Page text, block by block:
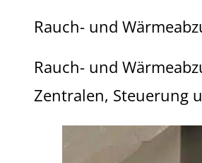
Rauch- und
Rauch- und
Zentralen, Steuerung